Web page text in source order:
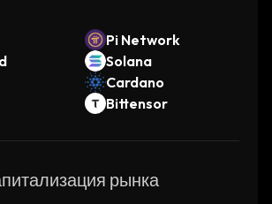
Pi Network
Solana
Cardano
Bittensor
рынка